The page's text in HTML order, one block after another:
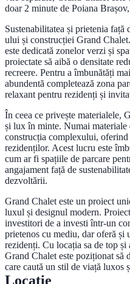
doar 2 minute de Poiana
Sustenabilitatea și prietenia
ului și construcției Grand
este dedicată zonelor verzi și
proiectate să aibă o densitate
recreere. Pentru a îmbunătăți
abundentă completează zona
relaxant pentru rezidenți și
În ceea ce privește materialele,
și lux în minte. Numai
construcția complexului,
rezidenților. Acest lucru este
cum ar fi spațiile de parcare
angajament față de
dezvoltării.
Grand Chalet este un proiect
luxul și designul modern.
investitori de a investi într-un
prietenos cu mediu, dar oferă și
rezidenți. Cu locația sa de top
Grand Chalet este poziționat să
care caută un stil de viață luxos
Locație